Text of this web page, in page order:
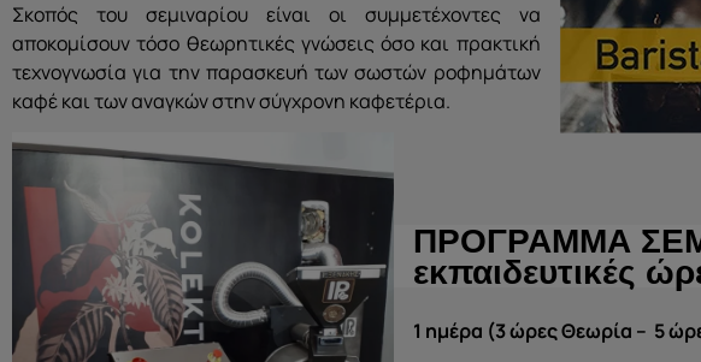
Σκοπός του σεμιναρίου είναι οι συμμετέχοντες να
αποκομίσουν τόσο θεωρητικές γνώσεις όσο και πρακτική
τεχνογνωσία για την παρασκευή των σωστών ροφημάτων
καφέ και των αναγκών στην σύγχρονη καφετέρια.
ΠΡΟΓΡΑΜΜΑ
εκπαιδευτικές
1 ημέρα (3 ώρες Θεωρία – 5